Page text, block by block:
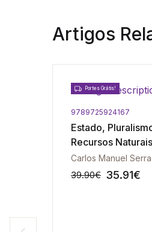
Artigos
Portes Grátis!
9789725924167
Estado,
Recursos Naturais
Carlos Manuel Serra
39.90€ 35.91€